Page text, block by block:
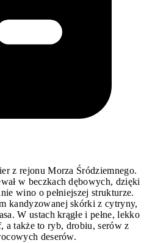
z rejonu Morza Śródziemnego.
w beczkach dębowych, dzięki
wino o pełniejszej strukturze.
kandyzowanej skórki z cytryny,
W ustach krągłe i pełne, lekko
a także to ryb, drobiu, serów z
deserów.